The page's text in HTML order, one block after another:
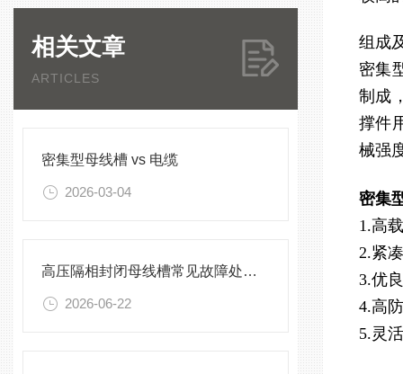
相关文章
ARTICLES
密集型母线槽 vs 电缆
2026-03-04
高压隔相封闭母线槽常见故障处理方案
2026-06-22
组成
密集
制成
撑件
械强
密集
1.高
2.紧
3.优
4.高
5.灵